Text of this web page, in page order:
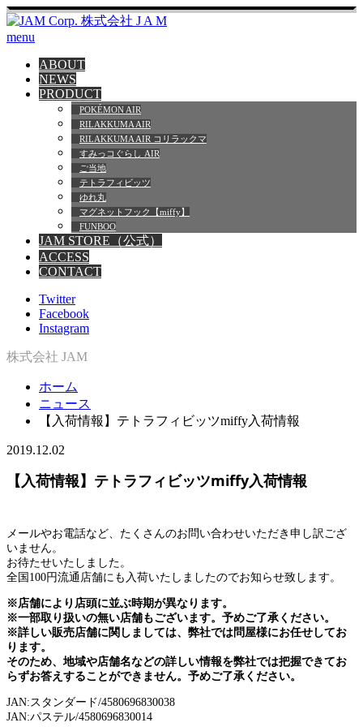
menu
ABOUT
NEWS
PRODUCT
POKÉMON AIR
RILAKKUMA AIR
RILAKKUMA AIR コリラックマ
すみっコぐらし AIR
ご当地
テトラフィビッツ
ゆれ丸
マグネットフック【miffy】
FUNBOO
JAM STORE（公式）
ACCESS
CONTACT
Twitter
Facebook
Instagram
株式会社 JAM
ホーム
ニュース
【入荷情報】テトラフィビッツmiffy入荷情報
2019.12.02
【入荷情報】テトラフィビッツmiffy入荷情報
メールやお電話など、たくさんのお問い合わせいただき申し訳ござ
いません。
お待たせいたしました。
全国100円流通店舗にも入荷いたしましたのでお知らせ致します。
※店舗により店頭に並ぶ時期が異なります。
※一部取り扱いの無い店舗もございます。予めご了承ください。
※詳しい販売店舗に関しましては、弊社では問屋様にお任せしてお
ります。
そのため、地域や店舗名などの詳しい情報を弊社では把握できてお
らずお答えすることができません。予めご了承ください。
JAN:スタンダード/4580696830038
JAN:パステル/4580696830014